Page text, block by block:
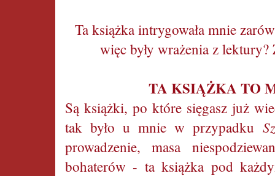
Ta książka intrygowała mnie
więc były wrażenia z
TA KSIĄŻKA TO
Są książki, po które sięgasz już
tak było u mnie w przypadku
prowadzenie, masa
bohaterów - ta książka pod